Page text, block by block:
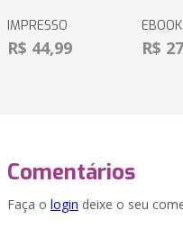
IMPRESSO
R$ 44,99
EBOOK
R$
Comentários
Faça o login deixe o seu